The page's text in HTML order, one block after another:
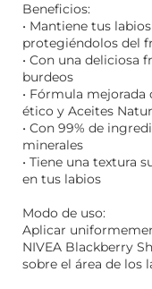
Beneficios:
• Mantiene tus
protegiéndolos del
• Con una deliciosa
burdeos
• Fórmula
ético y Aceites
• Con 99% de
minerales
• Tiene una textura
en tus labios
Modo de uso:
Aplicar
NIVEA Blackberry
sobre el área de los